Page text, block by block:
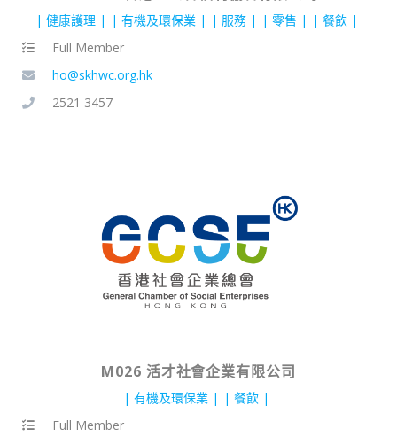
健康護理 有機及環保業 服務 零售
餐飲
Full Member
ho@skhwc.org.hk
2521 3457
M026 活才社會企業有限公司
有機及環保業
餐飲
Full Member